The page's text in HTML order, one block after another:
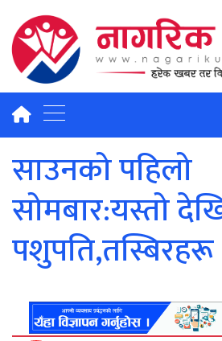
साउनको पहिलो
सोमबार:यस्तो
पशुपति,तस्बिरहरू